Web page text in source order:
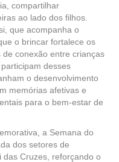
compartilhar
ao lado dos filhos.
que acompanha o
o brincar fortalece os
conexão entre crianças
desses
o desenvolvimento
memórias afetivas e
para o bem-estar de
a Semana do
dos setores de
das Cruzes, reforçando o